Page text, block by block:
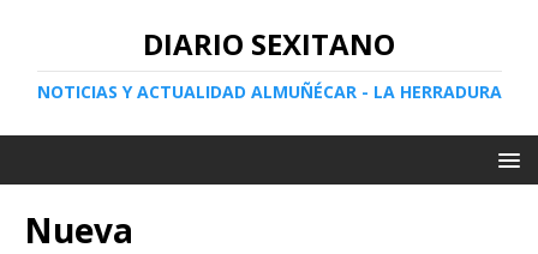
DIARIO SEXITANO
NOTICIAS Y ACTUALIDAD ALMUÑÉCAR - LA HERRADURA
Nueva